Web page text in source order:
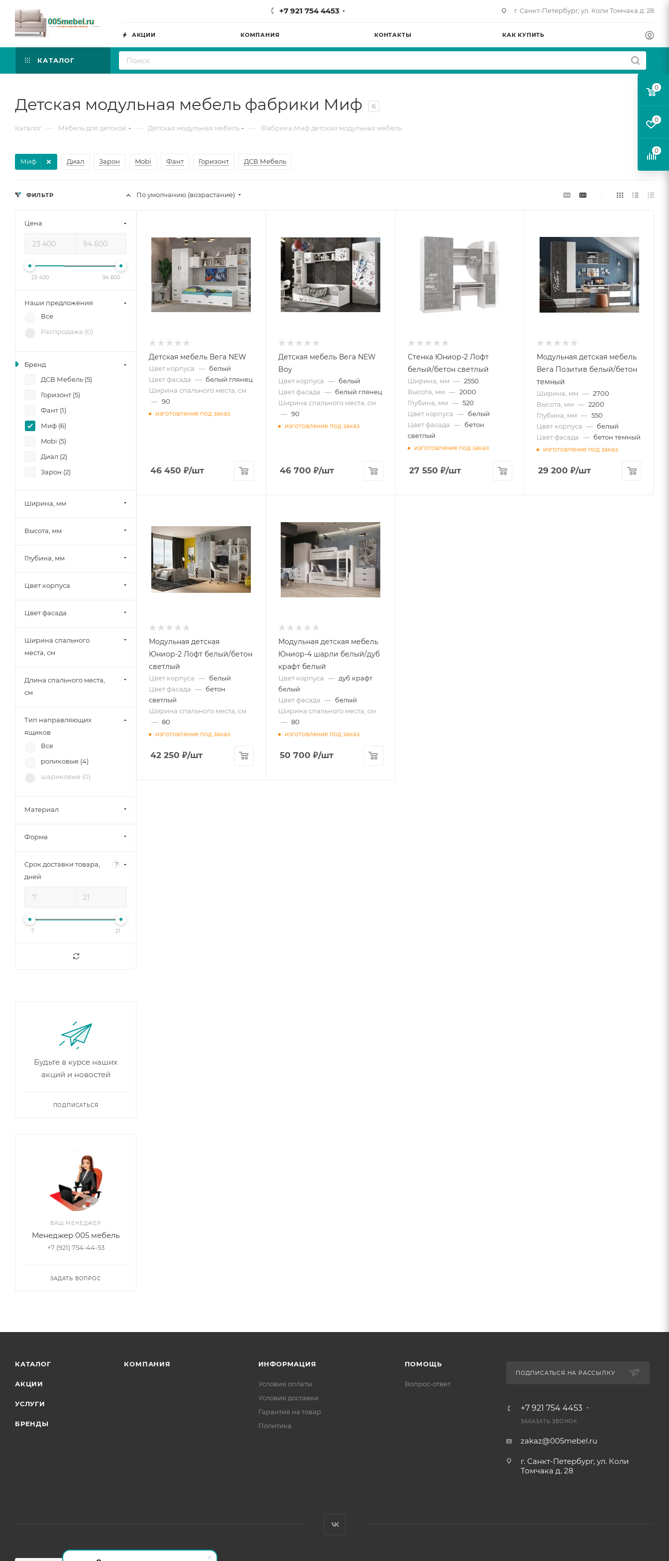
+7 921 754 4453 г. Санкт-Петербург, ул. Коли Томчака д. 28
АКЦИИ КОМПАНИЯ КОНТАКТЫ КАК КУПИТЬ
КАТАЛОГ
Детская модульная мебель фабрики Миф 6
Каталог — Мебель для детской — Детская модульная мебель — Фабрика Миф детская модульная мебель
Диал Зарон Mobi
Миф Фант Горизонт ДСВ Мебель
По умолчанию (возрастание)
Детская мебель Вега NEW
Цвет корпуса — белый
Цвет фасада — белый глянец
Ширина спального места, см
— 90
изготовление под заказ
46 450 ₽/шт
Детская мебель Вега NEW
Boy
Цвет корпуса — белый
Цвет фасада — белый глянец
Ширина спального места, см
— 90
изготовление под заказ
46 700 ₽/шт
Стенка Юниор-2 Лофт
белый/бетон светлый
Ширина, мм — 2550
Высота, мм — 2000
Глубина, мм — 520
Цвет корпуса — белый
Цвет фасада — бетон
светлый
изготовление под заказ
27 550 ₽/шт
Модульная детская мебель
Вега Позитив белый/бетон
темный
Ширина, мм — 2700
Высота, мм — 2200
Глубина, мм — 550
Цвет корпуса — белый
Цвет фасада — бетон темный
изготовление под заказ
29 200 ₽/шт
Модульная детская
Юниор-2 Лофт белый/бетон
светлый
Цвет корпуса — белый
Цвет фасада — бетон
светлый
Ширина спального места, см
— 80
изготовление под заказ
42 250 ₽/шт
Модульная детская мебель
Юниор-4 шарли белый/дуб
крафт белый
Цвет корпуса — дуб крафт
белый
Цвет фасада — белый
Ширина спального места, см
— 80
изготовление под заказ
50 700 ₽/шт
ФИЛЬТР
Цена
23 400 94 600
Наши предложения
Все
Распродажа (0)
Бренд
ДСВ Мебель (5)
Горизонт (5)
Фант (1)
Миф (6)
Mobi (5)
Диал (2)
Зарон (2)
Ширина, мм
Высота, мм
Глубина, мм
Цвет корпуса
Цвет фасада
Ширина спального
места, см
Длина спального места,
см
Тип направляющих
ящиков
Все
роликовые (4)
шариковые (0)
Материал
Форма
Срок доставки товара,
дней
?
7 21
Будьте в курсе наших
акций и новостей
ПОДПИСАТЬСЯ
ВАШ МЕНЕДЖЕР
Менеджер 005 мебель
+7 (921) 754-44-53
ЗАДАТЬ ВОПРОС
КАТАЛОГ
АКЦИИ
УСЛУГИ
БРЕНДЫ
КОМПАНИЯ ИНФОРМАЦИЯ
Условия оплаты
Условия доставки
Гарантия на товар
Политика
ПОМОЩЬ
Вопрос-ответ
ПОДПИСАТЬСЯ НА РАССЫЛКУ
+7 921 754 4453
ЗАКАЗАТЬ ЗВОНОК
zakaz@005mebel.ru
г. Санкт-Петербург, ул. Коли
Томчака д. 28
0
0
0